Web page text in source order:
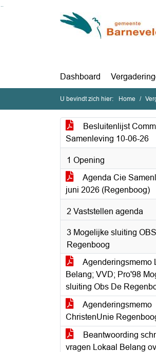
Ga naar de inhoud van deze pagina
Ga naar het zoeken
Dashboard
U bevindt zich hier: Home
Besluitenlijst
Samenleving 10-06-26
1 Opening
Agenda Cie
juni 2026 (Regenboog)
2 Vaststellen agenda
3 Mogelijke sluiting
Regenboog
Agenderingsmemo
Belang; VVD; Pro'98
sluiting Obs De
Agenderingsmemo
ChristenUnie
Beantwoording
vragen Lokaal Belang